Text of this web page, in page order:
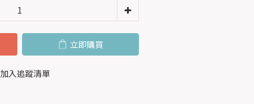
立即購買
加入追蹤清單